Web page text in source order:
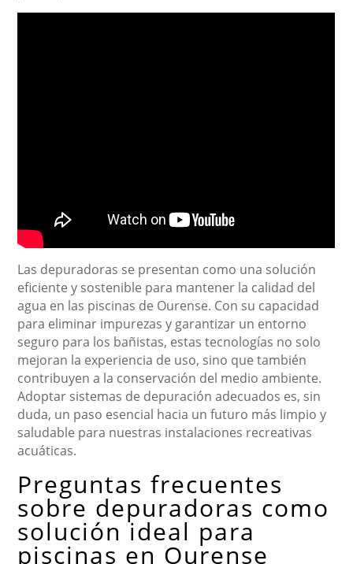
Las depuradoras se presentan como una solución
eficiente y sostenible para mantener la calidad del
agua en las piscinas de Ourense. Con su capacidad
para eliminar impurezas y garantizar un entorno
seguro para los bañistas, estas tecnologías no solo
mejoran la experiencia de uso, sino que también
contribuyen a la conservación del medio ambiente.
Adoptar sistemas de depuración adecuados es, sin
duda, un paso esencial hacia un futuro más limpio y
saludable para nuestras instalaciones recreativas
acuáticas.
Preguntas frecuentes
sobre depuradoras como
solución ideal para
piscinas en Ourense